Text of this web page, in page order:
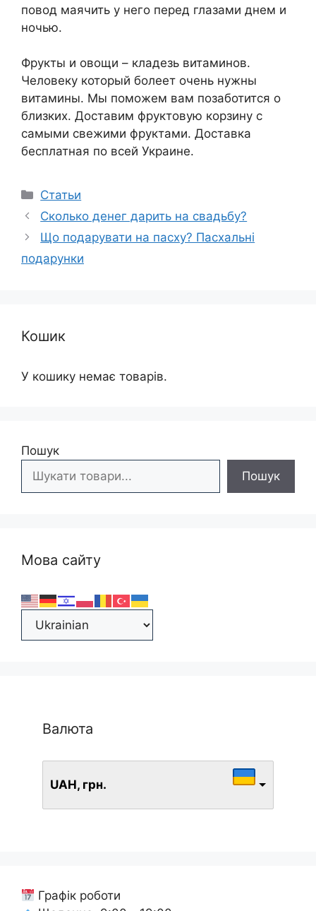
повод маячить у него перед глазами днем и
ночью.
Фрукты и овощи – кладезь витаминов.
Человеку который болеет очень нужны
витамины. Мы поможем вам позаботится о
близких. Доставим фруктовую корзину с
самыми свежими фруктами. Доставка
бесплатная по всей Украине.
Категорії
Статьи
Сколько денег дарить на свадьбу?
Що подарувати на пасху? Пасхальні
подарунки
Кошик
У кошику немає товарів.
Пошук
Пошук
Мова сайту
Валюта
UAH, грн.
Графік роботи